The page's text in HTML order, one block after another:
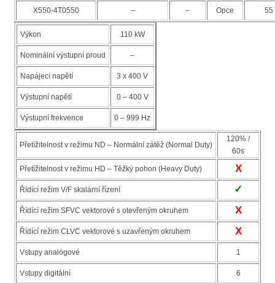
X550-4T0550 – – Opce 55
Výkon 110 kW
Nominální výstupní proud –
Napájecí napětí 3 x 400 V
Výstupní napětí 0 – 400 V
Výstupní frekvence 0 – 999 Hz
Přetížitelnost v režimu ND – Normální zátěž (Normal Duty)
120% /
60s
Přetížitelnost v režimu HD – Těžký pohon (Heavy Duty) X
Řídící režim V/F skalární řízení ✓
Řídící režim SFVC vektorové s otevřeným okruhem X
Řídící režim CLVC vektorové s uzavřeným okruhem X
Vstupy analógové 1
Vstupy digitální 6